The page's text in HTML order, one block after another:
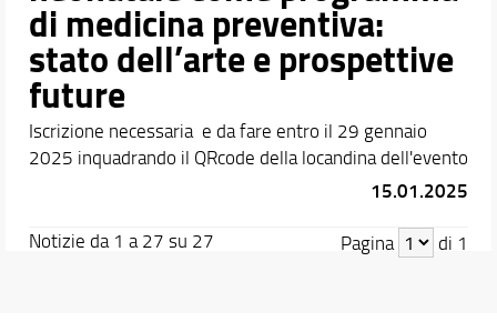
di medicina preventiva:
stato dell’arte e prospettive
future
Iscrizione necessaria e da fare entro il 29 gennaio
2025 inquadrando il QRcode della locandina dell'evento
15.01.2025
Notizie da 1 a 27 su 27 Pagina di 1